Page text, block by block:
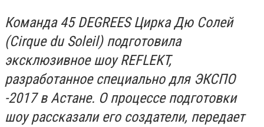
Команда 45 DEGREES Цирка Дю Солей
(Cirque du Soleil) подготовила
эксклюзивное шоу REFLEKT,
разработанное специально для ЭКСПО
-2017 в Астане. О процессе подготовки
шоу рассказали его создатели, передает